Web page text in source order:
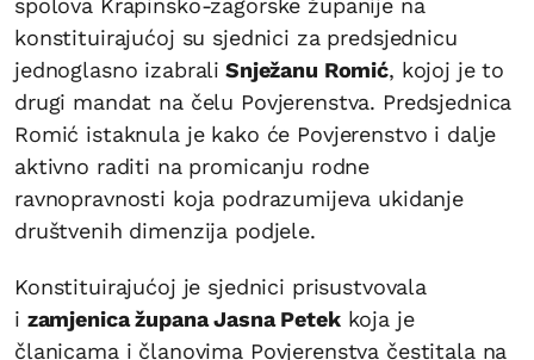
spolova Krapinsko-zagorske županije na
konstituirajućoj su sjednici za predsjednicu
jednoglasno izabrali Snježanu Romić, kojoj je to
drugi mandat na čelu Povjerenstva. Predsjednica
Romić istaknula je kako će Povjerenstvo i dalje
aktivno raditi na promicanju rodne
ravnopravnosti koja podrazumijeva ukidanje
društvenih dimenzija podjele.
Konstituirajućoj je sjednici prisustvovala
i zamjenica župana Jasna Petekkoja je
članicama i članovima Povjerenstva čestitala na